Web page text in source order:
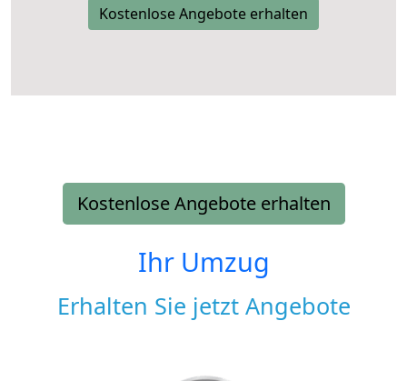
Kostenlose Angebote erhalten
Kostenlose Angebote erhalten
Ihr Umzug
Erhalten Sie jetzt Angebote